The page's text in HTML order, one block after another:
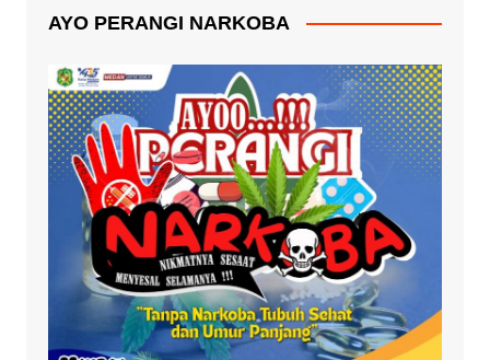
AYO PERANGI NARKOBA